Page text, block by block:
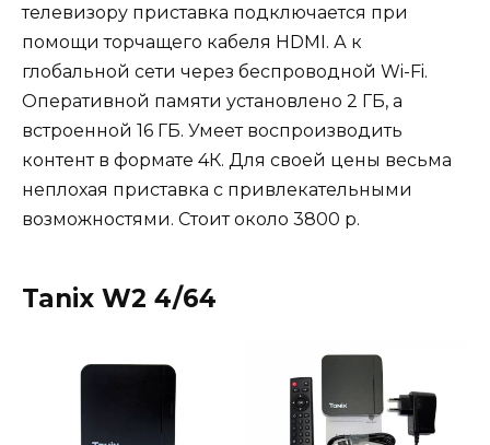
телевизору приставка подключается при
помощи торчащего кабеля HDMI. А к
глобальной сети через беспроводной Wi-Fi.
Оперативной памяти установлено 2 ГБ, а
встроенной 16 ГБ. Умеет воспроизводить
контент в формате 4К. Для своей цены весьма
неплохая приставка с привлекательными
возможностями. Стоит около 3800 р.
Tanix W2 4/64